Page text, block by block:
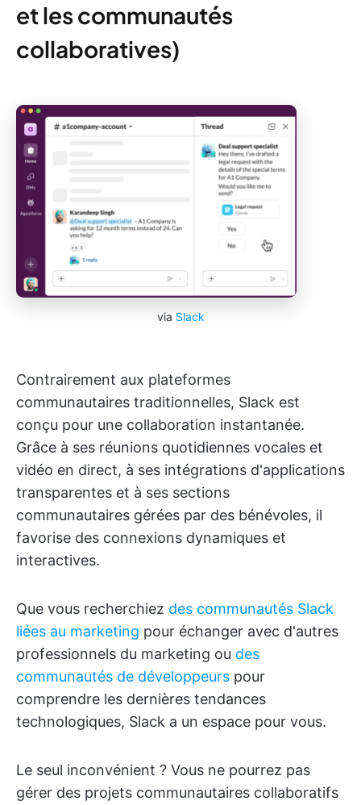
et les communautés
collaboratives)
via Slack
Contrairement aux plateformes
communautaires traditionnelles, Slack est
conçu pour une collaboration instantanée.
Grâce à ses réunions quotidiennes vocales et
vidéo en direct, à ses intégrations d'applications
transparentes et à ses sections
communautaires gérées par des bénévoles, il
favorise des connexions dynamiques et
interactives.
Que vous recherchiez des communautés Slack
liées au marketing pour échanger avec d'autres
professionnels du marketing ou des
communautés de développeurs pour
comprendre les dernières tendances
technologiques, Slack a un espace pour vous.
Le seul inconvénient ? Vous ne pourrez pas
gérer des projets communautaires collaboratifs